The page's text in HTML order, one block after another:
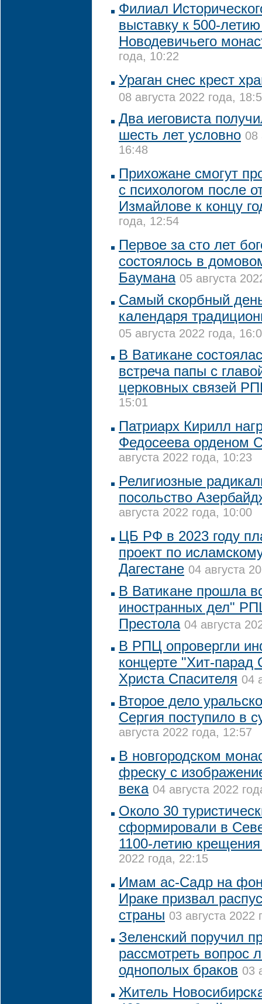
Филиал
выставку к 500-
Новодевичьего
года, 10:22
Ураган снес крест
08 августа 2022 года,
Два иеговиста
шесть лет условно 08
16:48
Прихожане смогут
с психологом после
Измайлове к концу
года, 12:54
Первое за сто лет
состоялось в
Баумана 05 августа
Самый скорбный
календаря
05 августа 2022 года,
В Ватикане
встреча папы с
церковных связей
15:01
Патриарх Кирилл
Федосеева орденом
августа 2022 года, 10:23
Религиозные
посольство
августа 2022 года, 10:00
ЦБ РФ в 2023 году
проект по
Дагестане 04 августа
В Ватикане прошла
иностранных дел"
Престола 04 августа
В РПЦ опровергли
концерте "Хит-
Христа Спасителя 04
Второе дело
Сергия поступило в
августа 2022 года, 12:57
В новгородском
фреску с
века 04 августа 2022
Около 30
сформировали в
1100-летию
2022 года, 22:15
Имам ас-Садр на
Ираке призвал
страны 03 августа 2022
Зеленский поручил
рассмотреть вопрос
однополых браков 03
Житель